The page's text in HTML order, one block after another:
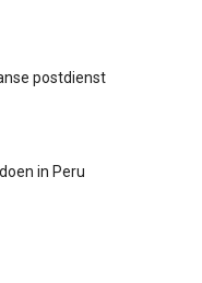
postdienst
in Peru